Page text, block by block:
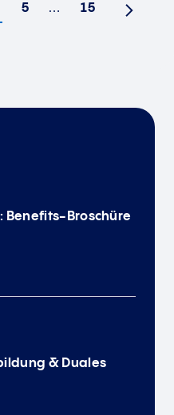
5 … 15
Benefits-Broschüre
& Duales